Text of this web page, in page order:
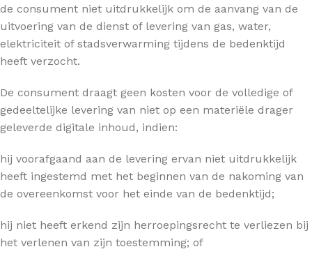
de consument niet uitdrukkelijk om de aanvang van de
uitvoering van de dienst of levering van gas, water,
elektriciteit of stadsverwarming tijdens de bedenktijd
heeft verzocht.
De consument draagt geen kosten voor de volledige of
gedeeltelijke levering van niet op een materiële drager
geleverde digitale inhoud, indien:
hij voorafgaand aan de levering ervan niet uitdrukkelijk
heeft ingestemd met het beginnen van de nakoming van
de overeenkomst voor het einde van de bedenktijd;
hij niet heeft erkend zijn herroepingsrecht te verliezen bij
het verlenen van zijn toestemming; of